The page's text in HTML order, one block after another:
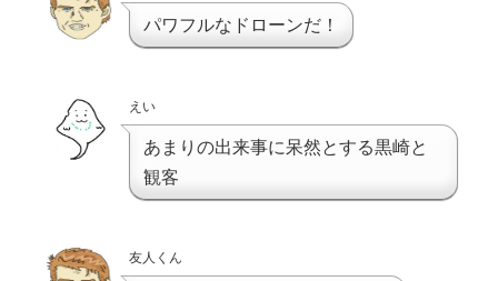
パワフルなドローンだ！
えい
あまりの出来事に呆然とする黒崎と
観客
友人くん